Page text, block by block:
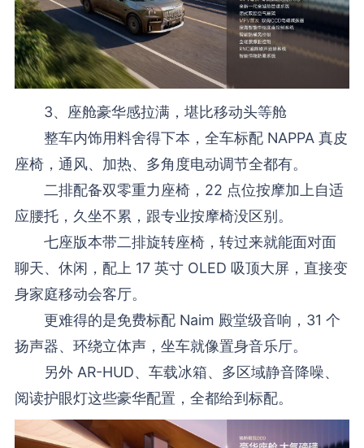
3、座舱豪华感拉满，堪比移动头等舱
整车内饰用料舍得下本，全车标配 NAPPA 真皮
座椅，通风、加热、多角度电动调节全都有。
二排配备双零重力座椅，22 点位按摩加上自适
应腰托，久坐不累，跟专业按摩椅没区别。
七座版本带二排旋转座椅，转过来就能面对面
聊天、休闲，配上 17 英寸 OLED 吸顶大屏，直接变
身家庭移动会客厅。
更难得的是免费标配 Naim 殿堂级音响，31 个
扬声器、环绕立体声，坐车就像置身音乐厅。
另外 AR-HUD、车载冰箱、多区域静音降噪、
阅读护眼灯这些豪华配置，全都给到标配。